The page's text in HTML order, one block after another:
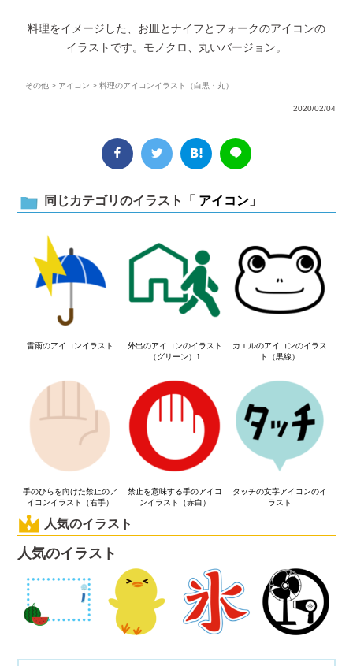
料理をイメージした、お皿とナイフとフォークのアイコンの
イラストです。モノクロ、丸いバージョン。
その他 > アイコン > 料理のアイコンイラスト（白黒・丸）
2020/02/04
同じカテゴリのイラスト「 アイコン 」
雷雨のアイコンイラスト
外出のアイコンのイラスト
（グリーン）1
カエルのアイコンのイラス
ト（黒線）
手のひらを向けた禁止のア
イコンイラスト（右手）
禁止を意味する手のアイコ
ンイラスト（赤白）
タッチの文字アイコンのイ
ラスト
人気のイラスト
人気のイラスト